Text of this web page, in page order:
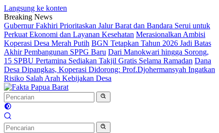
Langsung ke konten
Breaking News
Gubernur Fakhiri Prioritaskan Jalur Barat dan Bandara Serui untuk
Perkuat Ekonomi dan Layanan Kesehatan Merasionalkan Ambisi
Koperasi Desa Merah Putih BGN Tetapkan Tahun 2026 Jadi Batas
Akhir Pembangunan SPPG Baru Dari Manokwari hingga Sorong,
15 SPBU Pertamina Sediakan Takjil Gratis Selama Ramadan Dana
Desa Dipangkas, Koperasi Didorong: Prof.Djohermansyah Ingatkan
Risiko Salah Arah Kebijakan Desa